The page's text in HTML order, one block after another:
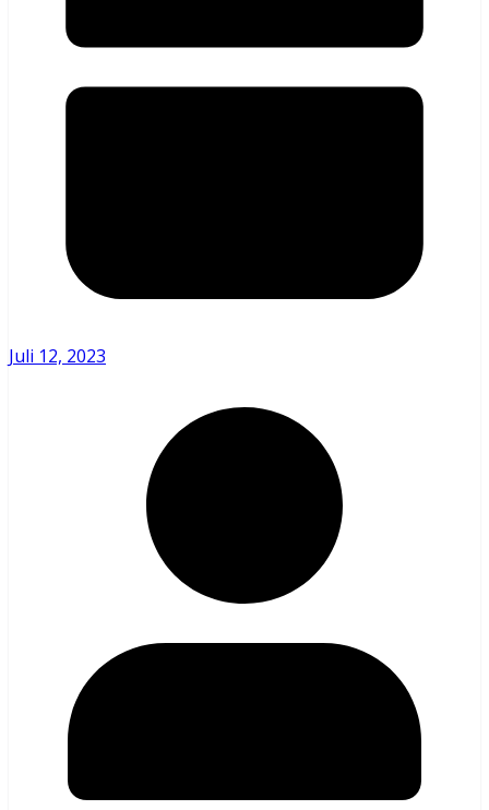
Juli 12, 2023